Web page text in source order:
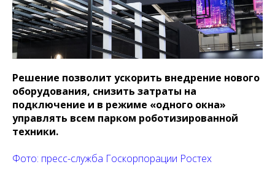
Решение позволит ускорить внедрение нового
оборудования, снизить затраты на
подключение и в режиме «одного окна»
управлять всем парком роботизированной
техники.
Фото: пресс-служба Госкорпорации Ростех